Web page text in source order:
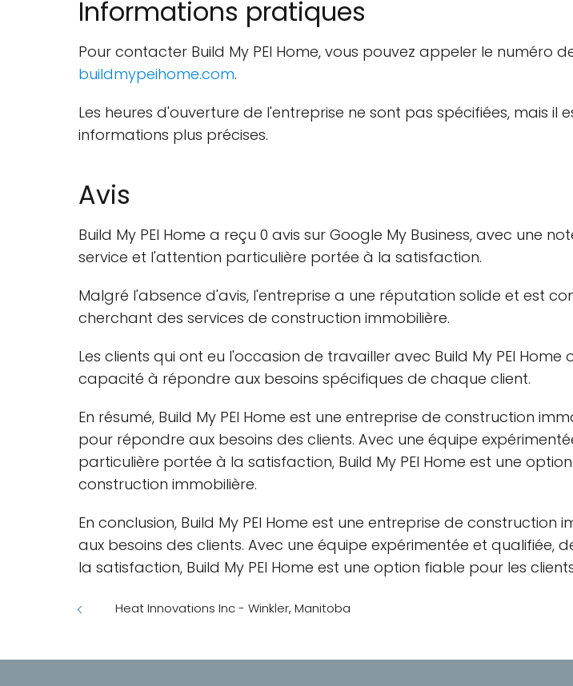
Informations pratiques
Pour contacter Build My PEI Home, vous pouvez appeler le numéro
buildmypeihome.com.
Les heures d'ouverture de l'entreprise ne sont pas spécifiées, mais
informations plus précises.
Avis
Build My PEI Home a reçu 0 avis sur Google My Business, avec une
service et l'attention particulière portée à la satisfaction.
Malgré l'absence d'avis, l'entreprise a une réputation solide et est
cherchant des services de construction immobilière.
Les clients qui ont eu l'occasion de travailler avec Build My PEI
capacité à répondre aux besoins spécifiques de chaque client.
En résumé, Build My PEI Home est une entreprise de construction
pour répondre aux besoins des clients. Avec une équipe
particulière portée à la satisfaction, Build My PEI Home est une
construction immobilière.
En conclusion, Build My PEI Home est une entreprise de
aux besoins des clients. Avec une équipe expérimentée et
la satisfaction, Build My PEI Home est une option fiable pour les
Heat Innovations Inc - Winkler, Manitoba